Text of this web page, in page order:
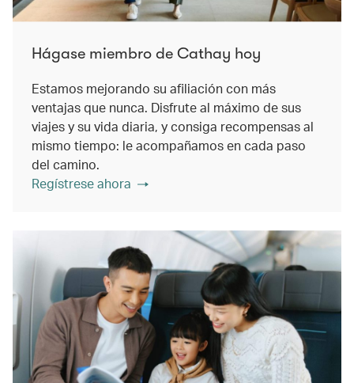
Hágase miembro de Cathay hoy
Estamos mejorando su afiliación con más
ventajas que nunca. Disfrute al máximo de sus
viajes y su vida diaria, y consiga recompensas al
mismo tiempo: le acompañamos en cada paso
del camino.
Regístrese ahora